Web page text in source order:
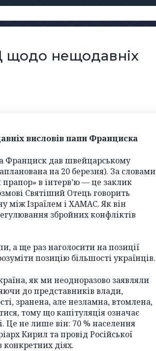
щодо нещодавніх
висловів папи Франциска
Франциск дав швейцарському
на 20 березня). За словами
в інтерв’ю — це заклик
Святіший Отець говорить
між Ізраїлем і ХАМАС. Як він
збройних конфліктів
а ще раз наголосити на позиції
позицію більшості українців.
як ми неодноразово заявляли
до представників влади,
зранена, але незламна, втомлена,
тому що капітуляція означає
Це не лише він: 70 % населення
Кирил та провід Російської
конкретних діях.